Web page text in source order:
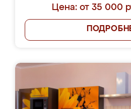
Цена: от 35 000